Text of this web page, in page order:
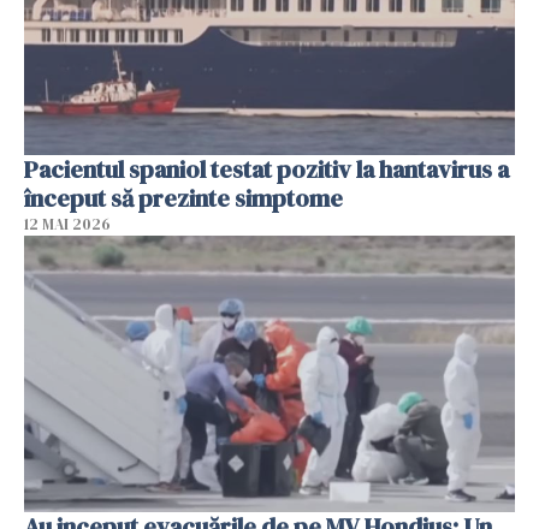
Pacientul spaniol testat pozitiv la hantavirus a
început să prezinte simptome
12 MAI 2026